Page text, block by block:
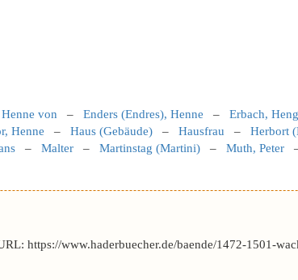
von – Enders (Endres), Henne – Erbach,
Henne – Haus (Gebäude) – Hausfrau – Herbort
– Malter – Martinstag (Martini) – Muth, Peter
https://www.haderbuecher.de/baende/1472-1501-